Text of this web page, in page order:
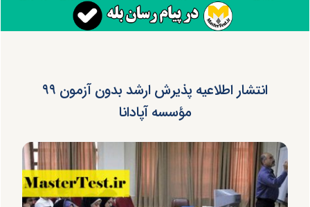
انتشار اطلاعیه پذیرش ارشد بدون آزمون ۹۹
مؤسسه آپادانا